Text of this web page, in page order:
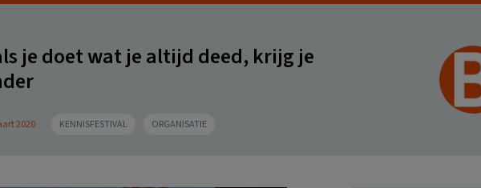
je doet wat je altijd deed, krijg je
2020 KENNISFESTIVAL ORGANISATIE